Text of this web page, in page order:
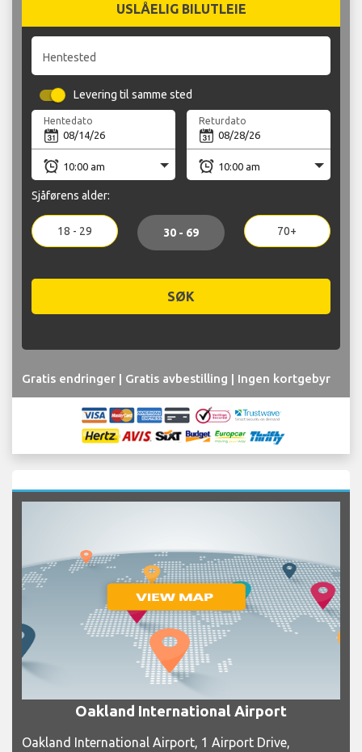
USLÅELIG BILUTLEIE
Hentested
Levering til samme sted
Hentedato Returdato
Sjåførens alder:
18 - 29 30 - 69 70+
SØK
Gratis endringer | Gratis avbestilling | Ingen kortgebyr
Oakland International Airport
Oakland International Airport, 1 Airport Drive,